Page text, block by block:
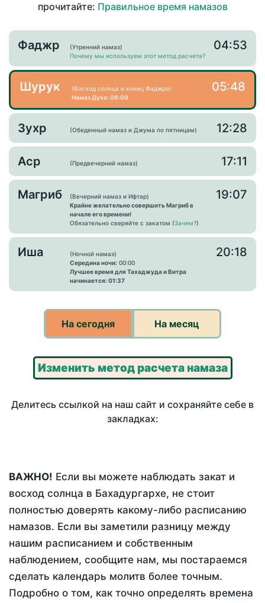
прочитайте: Правильное время намазов
Фаджр
(Утренний намаз)
Почему мы используем этот метод расчета?
04:53
Шурук
(Восход солнца и конец Фаджра)
Намаз Духа: 06:09
05:48
Зухр (Обеденный намаз и Джума по пятницам) 12:28
Аср (Предвечерний намаз) 17:11
Магриб
(Вечерний намаз и Ифтар)
Крайне желательно совершить Магриб в
начале его времени!
Обязательно сверяйте с закатом (Зачем?)
19:07
Иша
(Ночной намаз)
Середина ночи: 00:00
Лучшее время для Тахаджуда и Витра
начинается: 01:37
20:18
На сегодня На месяц
Изменить метод расчета намаза
Делитесь ссылкой на наш сайт и сохраняйте себе в
закладках:
ВАЖНО! Если вы можете наблюдать закат и
восход солнца в Бахадургархе, не стоит
полностью доверять какому-либо расписанию
намазов. Если вы заметили разницу между
нашим расписанием и собственным
наблюдением, сообщите нам, мы постараемся
сделать календарь молитв более точным.
Подробно о том, как точно определять времена